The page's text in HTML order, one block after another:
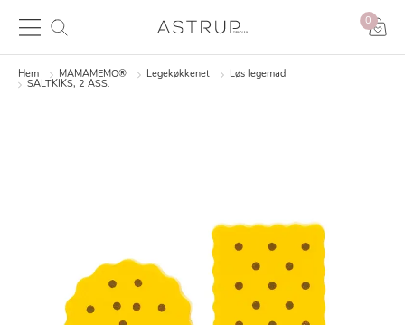
0
Hem MAMAMEMO® Legekøkkenet
Løs legemad
SALTKIKS, 2 ASS.